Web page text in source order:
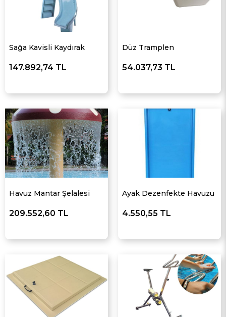
Sağa Kavisli Kaydırak
147.892,74 TL
Düz Tramplen
54.037,73 TL
Havuz Mantar Şelalesi
209.552,60 TL
Ayak Dezenfekte Havuzu
4.550,55 TL